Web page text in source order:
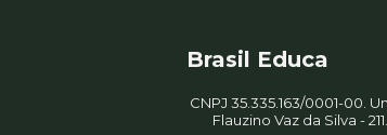
Brasil Educa
CNPJ 35.335.163/0001-00.
Flauzino Vaz da Silva -